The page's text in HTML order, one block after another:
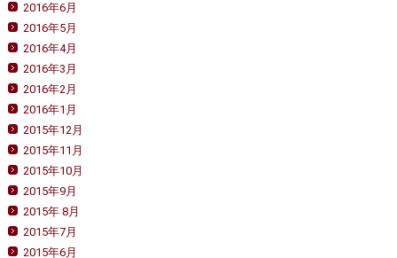
2016年6月
2016年5月
2016年4月
2016年3月
2016年2月
2016年1月
2015年12月
2015年11月
2015年10月
2015年9月
2015年 8月
2015年7月
2015年6月